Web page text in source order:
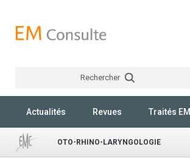
Rechercher
Actualités Revues Traités
OTO-RHINO-LARYNGOLOGIE